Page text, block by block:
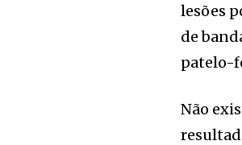
lesões
de
patelo-
Não